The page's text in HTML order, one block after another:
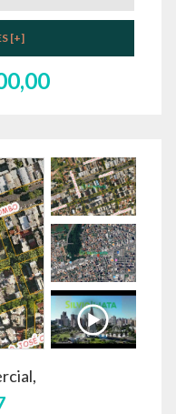
[+]